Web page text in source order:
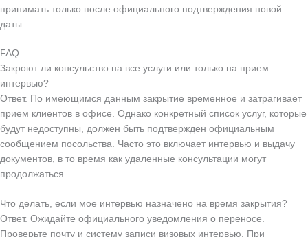
принимать только после официального подтверждения новой
даты.
FAQ
Закроют ли консульство на все услуги или только на прием
интервью?
Ответ. По имеющимся данным закрытие временное и затрагивает
прием клиентов в офисе. Однако конкретный список услуг, которые
будут недоступны, должен быть подтвержден официальным
сообщением посольства. Часто это включает интервью и выдачу
документов, в то время как удаленные консультации могут
продолжаться.
Что делать, если мое интервью назначено на время закрытия?
Ответ. Ожидайте официального уведомления о переносе.
Проверьте почту и систему записи визовых интервью. При